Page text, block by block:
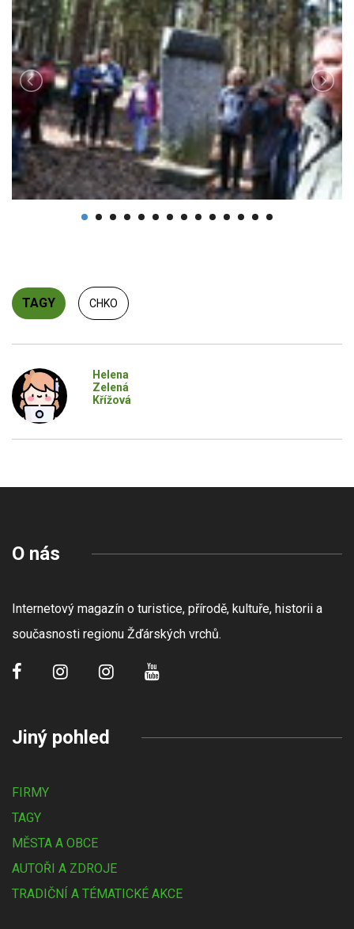
TAGY CHKO
Helena
Zelená
Křížová
O nás
Internetový magazín o turistice, přírodě, kultuře, historii a
současnosti regionu Žďárských vrchů.
Jiný pohled
FIRMY
TAGY
MĚSTA A OBCE
AUTOŘI A ZDROJE
TRADIČNÍ A TÉMATICKÉ AKCE